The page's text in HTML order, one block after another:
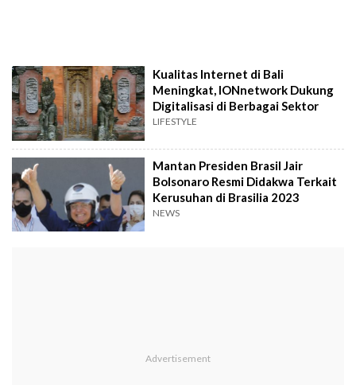
Kualitas Internet di Bali
Meningkat, IONnetwork Dukung
Digitalisasi di Berbagai Sektor
LIFESTYLE
Mantan Presiden Brasil Jair
Bolsonaro Resmi Didakwa Terkait
Kerusuhan di Brasilia 2023
NEWS